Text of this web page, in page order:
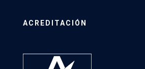
ACREDITACIÓN